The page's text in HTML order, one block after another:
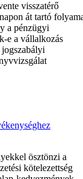
visszatérő
át tartó
a pénzügyi
e a vállalkozás
ösztönzi a
kötelezettség